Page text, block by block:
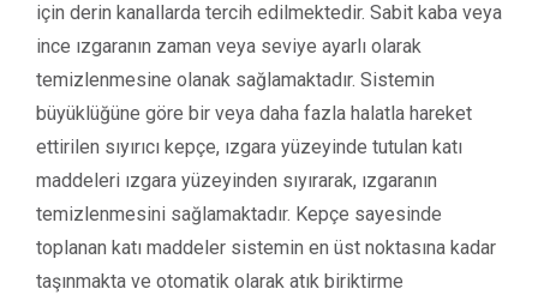
için derin kanallarda tercih edilmektedir. Sabit kaba veya
ince ızgaranın zaman veya seviye ayarlı olarak
temizlenmesine olanak sağlamaktadır. Sistemin
büyüklüğüne göre bir veya daha fazla halatla hareket
ettirilen sıyırıcı kepçe, ızgara yüzeyinde tutulan katı
maddeleri ızgara yüzeyinden sıyırarak, ızgaranın
temizlenmesini sağlamaktadır. Kepçe sayesinde
toplanan katı maddeler sistemin en üst noktasına kadar
taşınmakta ve otomatik olarak atık biriktirme